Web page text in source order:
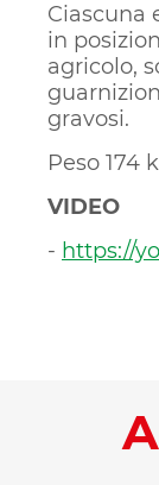
Ciascuna
in
agricolo,
gravosi.
Peso 174
VIDEO
- https://